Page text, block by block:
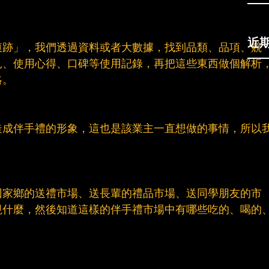
」，我們透過資料或者大數據，找到品類、品項、競
使用心得、口碑等使用記錄，再把這些東西做個解析
伴手禮的形象，這也是該業主一直想做的事情，所以
鄉的送禮市場、送長輩的禮品市場、送同學朋友的市
麼，然後知道這樣的伴手禮市場中有哪些吃的、喝的
近